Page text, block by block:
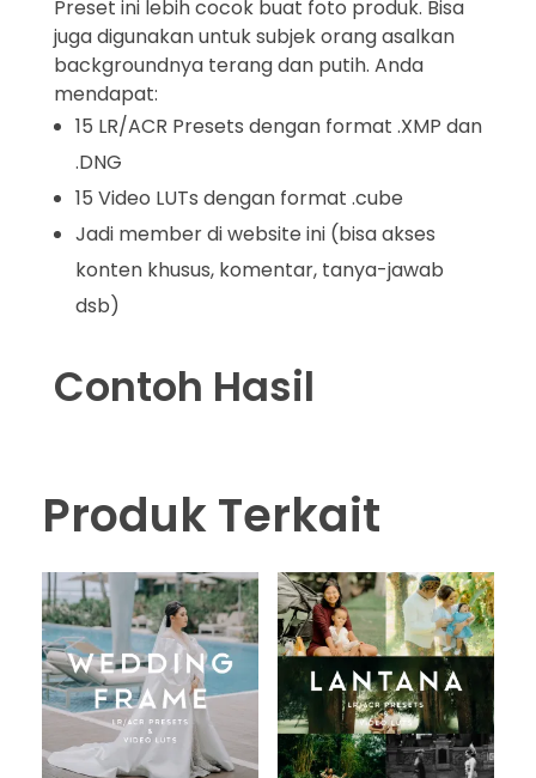
Preset ini lebih cocok buat foto produk. Bisa
juga digunakan untuk subjek orang asalkan
backgroundnya terang dan putih. Anda
mendapat:
15 LR/ACR Presets dengan format .XMP dan
.DNG
15 Video LUTs dengan format .cube
Jadi member di website ini (bisa akses
konten khusus, komentar, tanya-jawab
dsb)
Contoh Hasil
Produk Terkait